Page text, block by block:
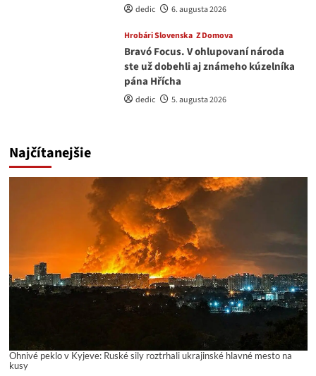
dedic 6. augusta 2026
Hrobári Slovenska Z Domova
Bravó Focus. V ohlupovaní národa
ste už dobehli aj známeho kúzelníka
pána Hřícha
dedic 5. augusta 2026
Najčítanejšie
Ohnivé peklo v Kyjeve: Ruské sily roztrhali ukrajinské hlavné mesto na
kusy